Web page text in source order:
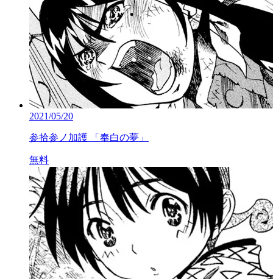
2021/05/20
参拾参ノ加護 「奉白の夢」
無料